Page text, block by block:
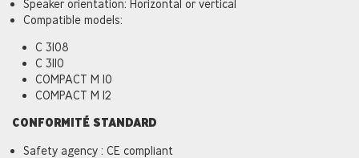
Speaker orientation: Horizontal or vertical
Compatible models:
C 3108
C 3110
COMPACT M 10
COMPACT M 12
CONFORMITÉ STANDARD
Safety agency : CE compliant